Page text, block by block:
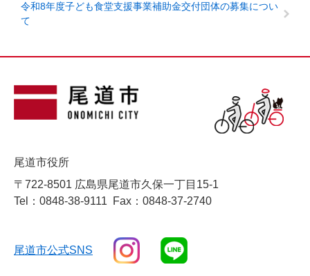
令和8年度子ども食堂支援事業補助金交付団体の募集につい
て
尾道市役所
〒722-8501 広島県尾道市久保一丁目15-1
Tel：0848-38-9111
Fax：0848-37-2740
尾道市公式SNS